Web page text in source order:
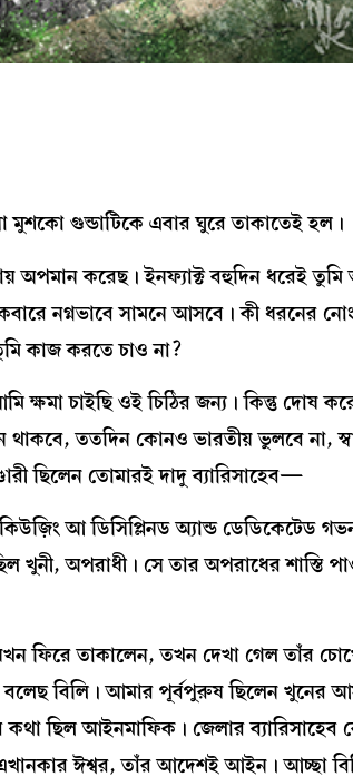
মুশকো গুন্ডাটিকে এবার ঘুরে তাকাতেই হল।
করেছ। ইনফ্যাক্ট বহুদিন ধরেই তুমি
নগ্নভাবে সামনে আসবে। কী ধরনের
কাজ করতে চাও না?
চাইছি ওই চিঠির জন্য। কিন্তু দোষ
ততদিন কোনও ভারতীয় ভুলবে না,
ছিলেন তোমারই দাদু ব্যারিসাহেব—
আ ডিসিপ্লিনড অ্যান্ড ডেডিকেটেড
খুনী, অপরাধী। সে তার অপরাধের শাস্তি
ফিরে তাকালেন, তখন দেখা গেল তাঁর
বিলি। আমার পূর্বপুরুষ ছিলেন খুনের
কথা ছিল আইনমাফিক। জেলার
এখানকার ঈশ্বর, তাঁর আদেশই আইন। আচ্ছা